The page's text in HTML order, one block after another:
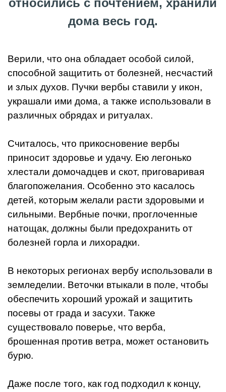
относились с почтением, хранили
дома весь год.
Верили, что она обладает особой силой,
способной защитить от болезней, несчастий
и злых духов. Пучки вербы ставили у икон,
украшали ими дома, а также использовали в
различных обрядах и ритуалах.
Считалось, что прикосновение вербы
приносит здоровье и удачу. Ею легонько
хлестали домочадцев и скот, приговаривая
благопожелания. Особенно это касалось
детей, которым желали расти здоровыми и
сильными. Вербные почки, проглоченные
натощак, должны были предохранить от
болезней горла и лихорадки.
В некоторых регионах вербу использовали в
земледелии. Веточки втыкали в поле, чтобы
обеспечить хороший урожай и защитить
посевы от града и засухи. Также
существовало поверье, что верба,
брошенная против ветра, может остановить
бурю.
Даже после того, как год подходил к концу,